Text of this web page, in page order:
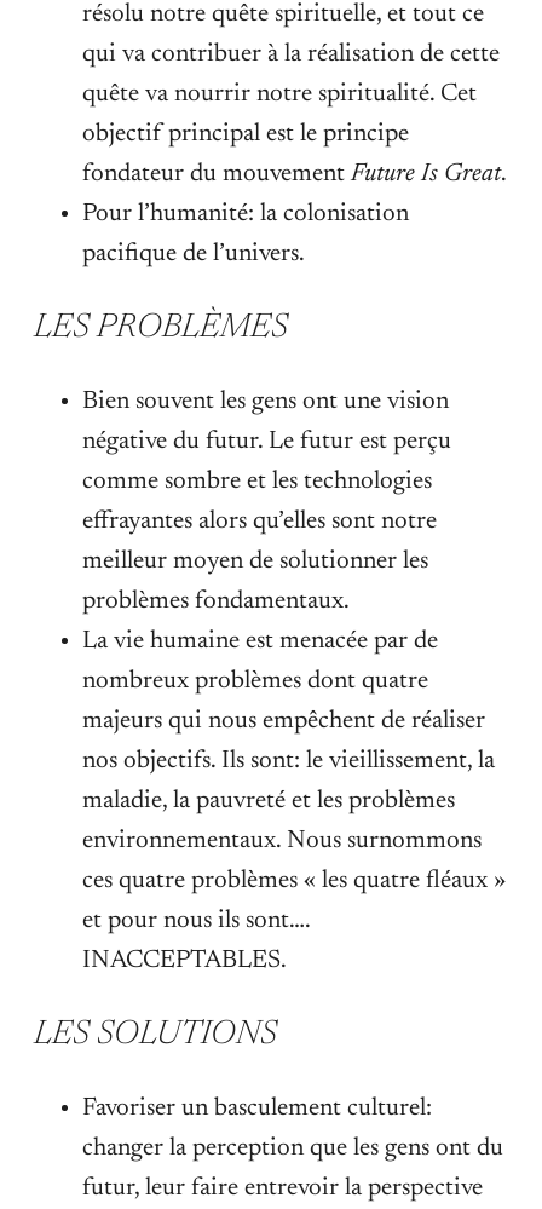
résolu notre quête spirituelle, et tout ce
qui va contribuer à la réalisation de cette
quête va nourrir notre spiritualité. Cet
objectif principal est le principe
fondateur du mouvementFuture Is Great.
Pour l’humanité: la colonisation
pacifique de l’univers.
LES PROBLÈMES
Bien souvent les gens ont une vision
négative du futur. Le futur est perçu
comme sombre et les technologies
effrayantes alors qu’elles sont notre
meilleur moyen de solutionner les
problèmes fondamentaux.
La vie humaine est menacée par de
nombreux problèmes dont quatre
majeurs qui nous empêchent de réaliser
nos objectifs. Ils sont: le vieillissement, la
maladie, la pauvreté et les problèmes
environnementaux. Nous surnommons
ces quatre problèmes « les quatre fléaux »
et pour nous ils sont….
INACCEPTABLES.
LES SOLUTIONS
Favoriser un basculement culturel:
changer la perception que les gens ont du
futur, leur faire entrevoir la perspective